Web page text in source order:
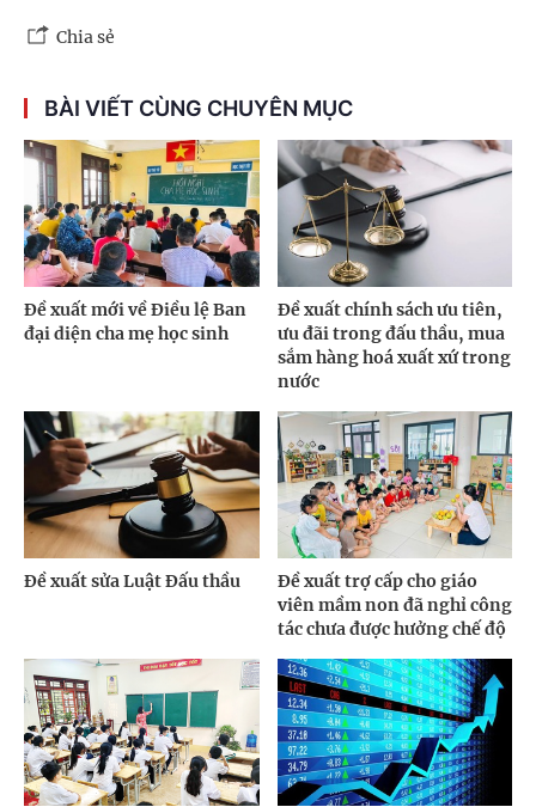
Chia sẻ
BÀI VIẾT CÙNG CHUYÊN MỤC
Đề xuất mới về Điều lệ Ban
đại diện cha mẹ học sinh
Đề xuất chính sách ưu tiên,
ưu đãi trong đấu thầu, mua
sắm hàng hoá xuất xứ trong
nước
Đề xuất sửa Luật Đấu thầu
Đề xuất trợ cấp cho giáo
viên mầm non đã nghỉ công
tác chưa được hưởng chế độ